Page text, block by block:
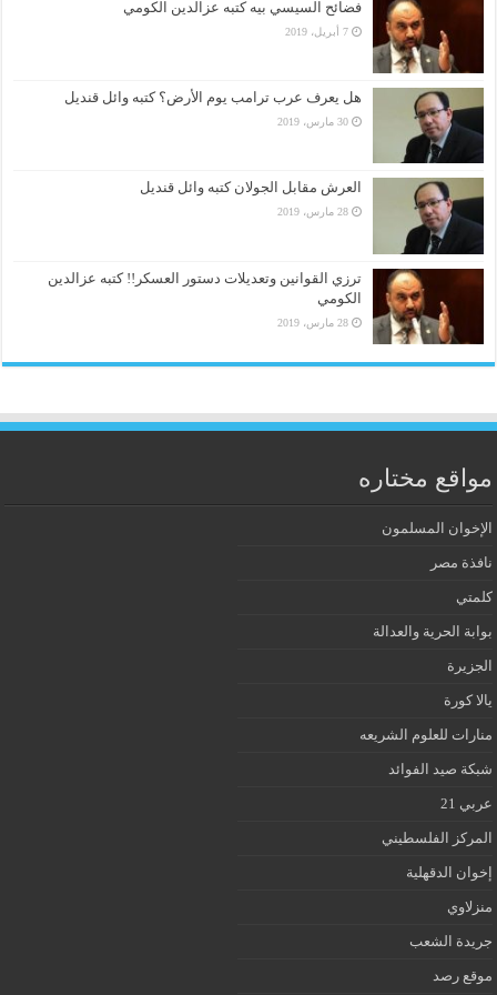
فضائح السيسي بيه كتبه عزالدين الكومي
7 أبريل، 2019
هل يعرف عرب ترامب يوم الأرض؟ كتبه وائل قنديل
30 مارس، 2019
العرش مقابل الجولان كتبه وائل قنديل
28 مارس، 2019
ترزي القوانين وتعديلات دستور العسكر!! كتبه عزالدين
الكومي
28 مارس، 2019
مواقع مختاره
الإخوان المسلمون
نافذة مصر
كلمتي
بوابة الحرية والعدالة
الجزيرة
يالا كورة
منارات للعلوم الشريعه
شبكة صيد الفوائد
عربي 21
المركز الفلسطيني
إخوان الدقهلية
منزلاوي
جريدة الشعب
موقع رصد